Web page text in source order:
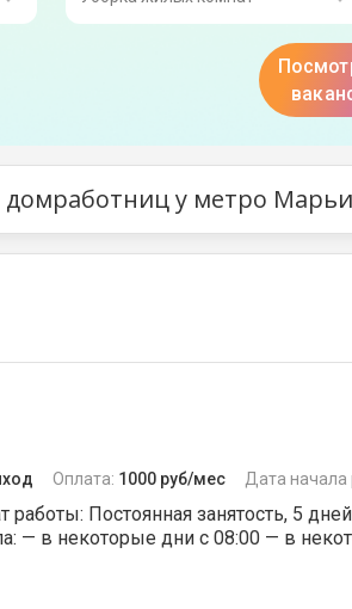
Уборка ванной и санузла
Уход за цветами и
домработниц у метро
Оплата: 1000 руб/мес Дата начала
Постоянная занятость, 5
— в некоторые дни с 08:00 — в